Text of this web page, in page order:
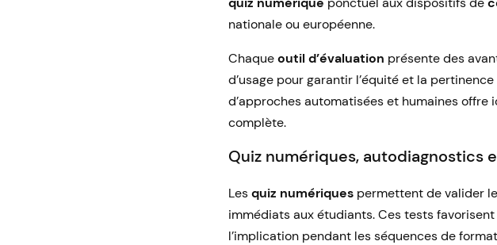
nationale ou européenne.
Chaqueoutil d’évaluation présente des
d’usage pour garantir l’équité et la
d’approches automatisées et humaines
complète.
Quiz numériques, autodiagnostics
Lesquiz numériques permettent de valider
immédiats aux étudiants. Ces tests
l’implication pendant les séquences de